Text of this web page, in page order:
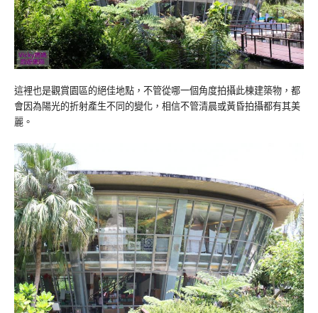
這裡也是觀賞園區的絕佳地點，不管從哪一個角度拍攝此棟建築物，都
會因為陽光的折射產生不同的變化，相信不管清晨或黃昏拍攝都有其美
麗。